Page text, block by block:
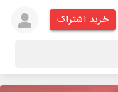
خرید اشتراک